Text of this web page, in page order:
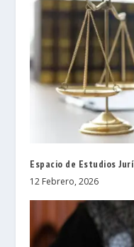
Espacio de Estudios
12 Febrero, 2026